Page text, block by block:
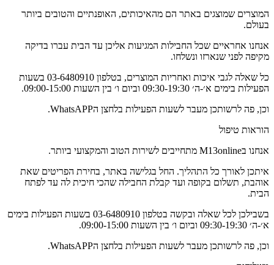
המוצרים שמוצגים באתר הם מהאיכותים, האופנתיים והטובים ביותר
בעולם.
אנחנו אחראיים שכל החבילות המגיעות אליכן עד הבית עברו בדיקה
מקיפה לפני שנארזו ונשלחו.
כל שאלה לגבי איכות ואחריות המוצרים, בטלפון 03-6480910 בשעות
הפעילות בימים א׳-ה׳ 09:30-19:30 וביום ו׳ בין השעות 09:00-15:00.
וכן, פה לרשותכן מעבר לשעות הפעילות בלחצן הWhatsAPP.
הוראות טיפול
אנחנו בM13online מתחייבים לשירות הטוב והמקצועי ביותר.
איתכן לאורך כל התהליך. החל בגלישה באתר, בחירת הפריטים שאת
אוהבת, תשלום בקופה ועד קבלת החבילה שהכי חיכית לה עד לפתח
הבית.
בשבילכן לכל שאלה ובקשה בטלפון 03-6480910 בשעות הפעילות בימים
א׳-ה׳ 09:30-19:30 וביום ו׳ בין השעות 09:00-15:00.
וכן, פה לרשותכן מעבר לשעות הפעילות בלחצן הWhatsAPP.